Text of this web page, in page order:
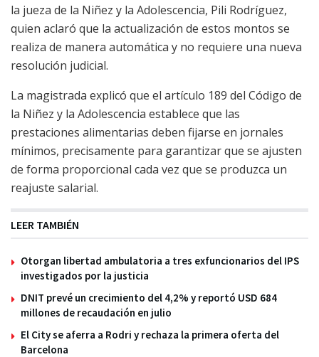
la jueza de la Niñez y la Adolescencia, Pili Rodríguez,
quien aclaró que la actualización de estos montos se
realiza de manera automática y no requiere una nueva
resolución judicial.
La magistrada explicó que el artículo 189 del Código de
la Niñez y la Adolescencia establece que las
prestaciones alimentarias deben fijarse en jornales
mínimos, precisamente para garantizar que se ajusten
de forma proporcional cada vez que se produzca un
reajuste salarial.
LEER TAMBIÉN
Otorgan libertad ambulatoria a tres exfuncionarios del IPS
investigados por la justicia
DNIT prevé un crecimiento del 4,2% y reportó USD 684
millones de recaudación en julio
El City se aferra a Rodri y rechaza la primera oferta del
Barcelona